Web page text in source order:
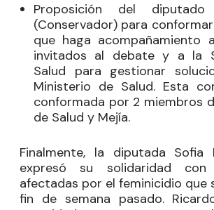
Proposición del diputado
(Conservador) para
que haga acompañamiento
invitados al debate y a la
Salud para gestionar
Ministerio de Salud. Esta
conformada por 2 miembros
de Salud y Mejía.
Finalmente, la diputada Sofia
expresó su solidaridad
afectadas por el feminicidio que
fin de semana pasado.